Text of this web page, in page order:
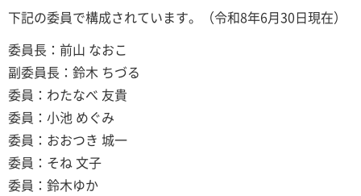
下記の委員で構成されています。（令和8年6月30日現在）
委員長：前山 なおこ
副委員長：鈴木 ちづる
委員：わたなべ 友貴
委員：小池 めぐみ
委員：おおつき 城一
委員：そね 文子
委員：鈴木ゆか